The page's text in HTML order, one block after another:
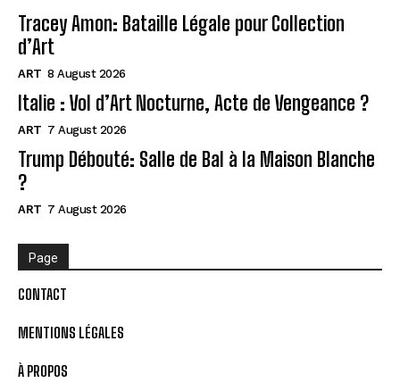
Tracey Amon: Bataille Légale pour Collection
d’Art
ART 8 August 2026
Italie : Vol d’Art Nocturne, Acte de Vengeance ?
ART 7 August 2026
Trump Débouté: Salle de Bal à la Maison Blanche
?
ART 7 August 2026
Page
CONTACT
MENTIONS LÉGALES
À PROPOS